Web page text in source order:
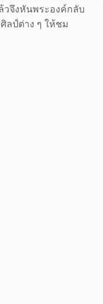
วจึงหันพระองค์กลับ
ลป์ต่าง ๆ ให้ชม